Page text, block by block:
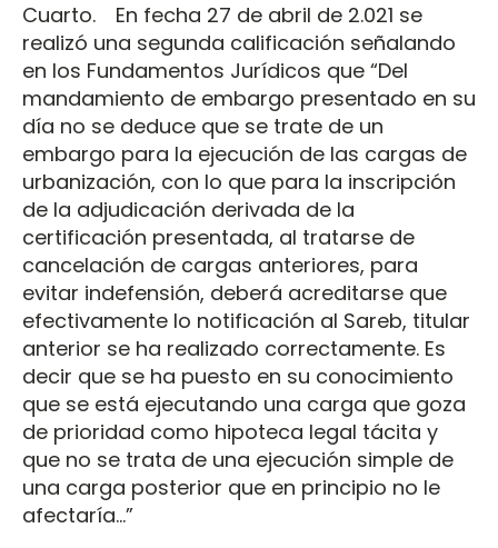
Cuarto. En fecha 27 de abril de 2.021 se
realizó una segunda calificación señalando
en los Fundamentos Jurídicos que “Del
mandamiento de embargo presentado en su
día no se deduce que se trate de un
embargo para la ejecución de las cargas de
urbanización, con lo que para la inscripción
de la adjudicación derivada de la
certificación presentada, al tratarse de
cancelación de cargas anteriores, para
evitar indefensión, deberá acreditarse que
efectivamente lo notificación al Sareb, titular
anterior se ha realizado correctamente. Es
decir que se ha puesto en su conocimiento
que se está ejecutando una carga que goza
de prioridad como hipoteca legal tácita y
que no se trata de una ejecución simple de
una carga posterior que en principio no le
afectaría...”